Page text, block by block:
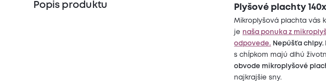
Popis produktu Plyšové plachty
Mikroplyšová plachta vás
je naša ponuka z
odpovede. Nepúšťa chlpy.
s chĺpkom majú dlhú
obvode mikroplyšové
najkrajšie sny.